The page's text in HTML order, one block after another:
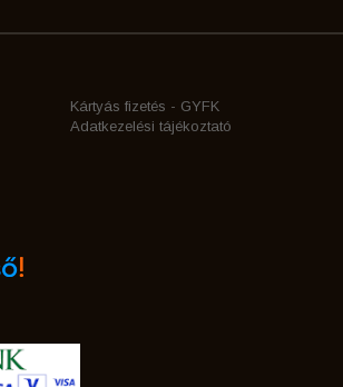
Kártyás fizetés - GYFK
Adatkezelési tájékoztató